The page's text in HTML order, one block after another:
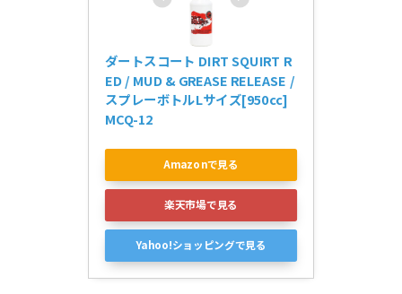
ダートスコート DIRT SQUIRT R
ED / MUD & GREASE RELEASE /
スプレーボトルLサイズ[950cc]
MCQ-12
Amazonで見る
楽天市場で見る
Yahoo!ショッピングで見る